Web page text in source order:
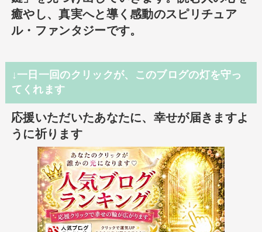
癒やし、真実へと導く感動のスピリチュア
ル・ファンタジーです。
↓一日一回のクリックが、このブログの灯を守っ
てくれます
応援いただいたあなたに、幸せが届きますよ
うに祈ります